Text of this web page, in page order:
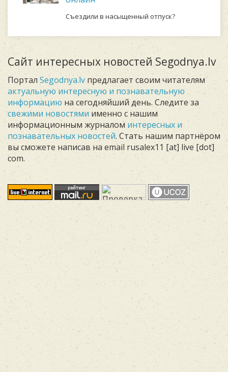
Съездили в насыщенный отпуск?
Сайт интересных новостей Segodnya.lv
Портал Segodnya.lv предлагает своим читателям
актуальную интересную и познавательную
информацию на сегодняйший день. Следите за
свежими новостями именно с нашим
информационным журналом интересных и
познавательных новостей. Стать нашим партнёром
вы сможете написав на email rusalex11 [at] live [dot]
com.